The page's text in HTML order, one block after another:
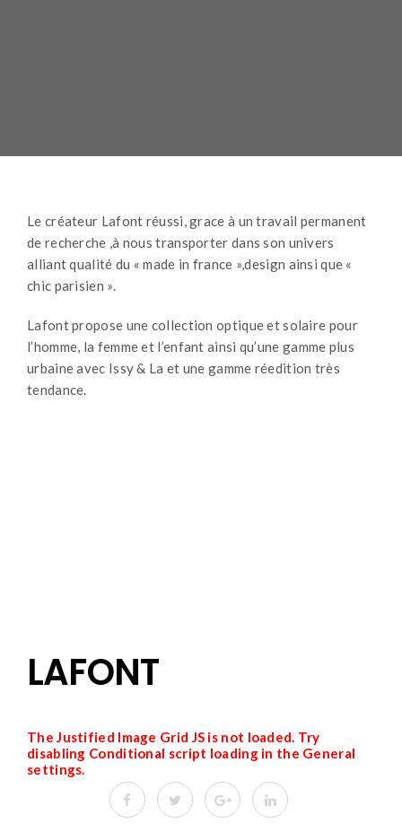
Le créateur Lafont réussi, grace à un travail permanent
de recherche ,à nous transporter dans son univers
alliant qualité du « made in france »,design ainsi que «
chic parisien ».
Lafont propose une collection optique et solaire pour
l’homme, la femme et l’enfant ainsi qu’une gamme plus
urbaine avec Issy & La et une gamme réedition très
tendance.
LAFONT
The Justified Image Grid JS is not loaded. Try
disabling Conditional script loading in the General
settings.